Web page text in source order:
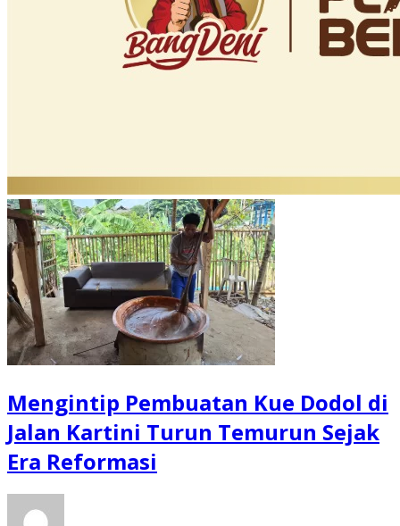
Mengintip Pembuatan Kue Dodol di
Jalan Kartini Turun Temurun Sejak
Era Reformasi